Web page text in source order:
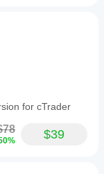
for cTrader
$39